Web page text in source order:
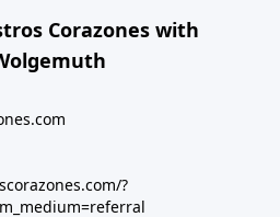
Corazones with
?